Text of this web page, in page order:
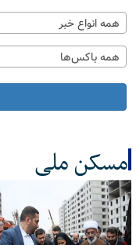
همه انواع خبر
همه باکس‌ها
مسکن ملی
کل اخبار:12